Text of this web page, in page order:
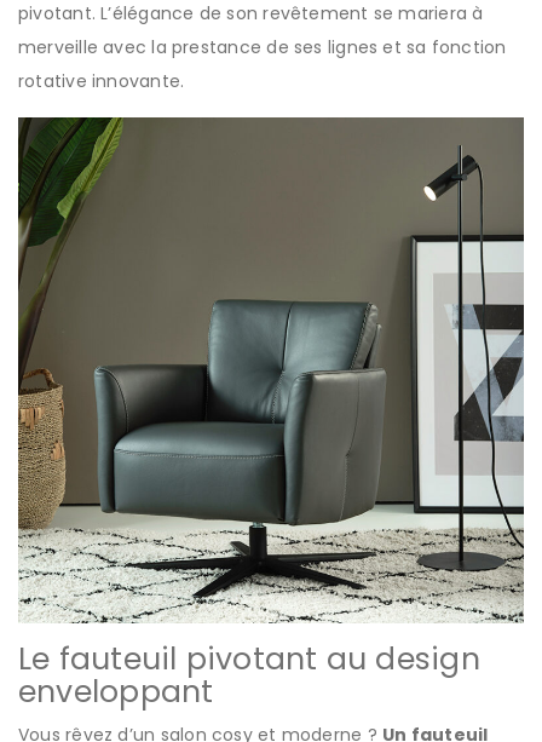
pivotant. L’élégance de son revêtement se mariera à
merveille avec la prestance de ses lignes et sa fonction
rotative innovante.
Le fauteuil pivotant au design
enveloppant
Vous rêvez d’un salon cosy et moderne ? Un fauteuil